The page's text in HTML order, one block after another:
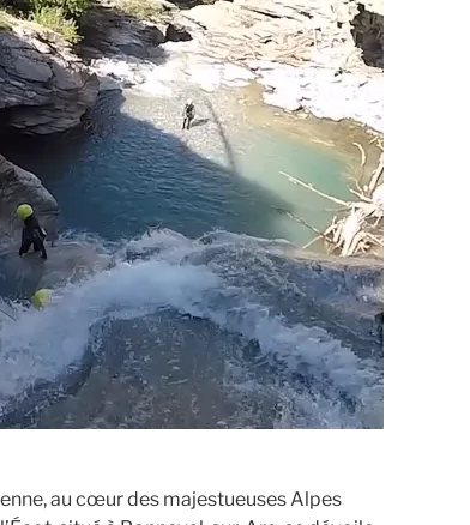
au cœur des majestueuses Alpes